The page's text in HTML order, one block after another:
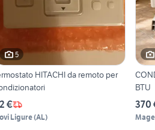
5
HITACHI da remoto per
€
Ligure(AL)
BTU
370